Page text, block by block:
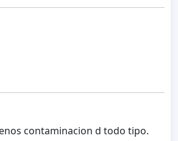
contaminacion d todo tipo.